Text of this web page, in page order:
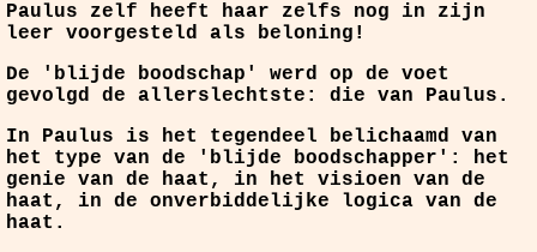
Paulus zelf heeft haar zelfs nog in zijn
leer voorgesteld als beloning!
De 'blijde boodschap' werd op de voet
gevolgd de allerslechtste: die van Paulus.
In Paulus is het tegendeel belichaamd van
het type van de 'blijde boodschapper': het
genie van de haat, in het visioen van de
haat, in de onverbiddelijke logica van de
haat.